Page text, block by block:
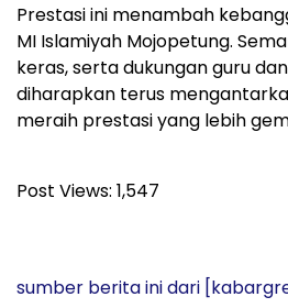
Prestasi ini menambah
MI Islamiyah Mojopetung.
keras, serta dukungan guru
diharapkan terus
meraih prestasi yang lebih
Post Views: 1,547
sumber berita ini dari